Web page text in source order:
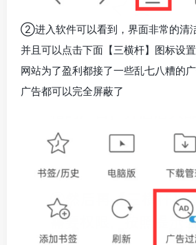
②进入软件可以看到，界面非常的清
并且可以点击下面【三横杆】图标设
网站为了盈利都接了一些乱七八糟的
广告都可以完全屏蔽了